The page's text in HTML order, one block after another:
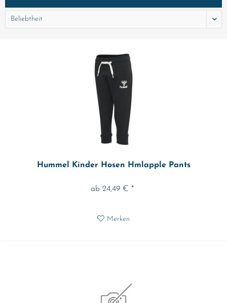
Hummel Kinder Hosen Hmlapple Pants
ab 24,49 € *
Merken